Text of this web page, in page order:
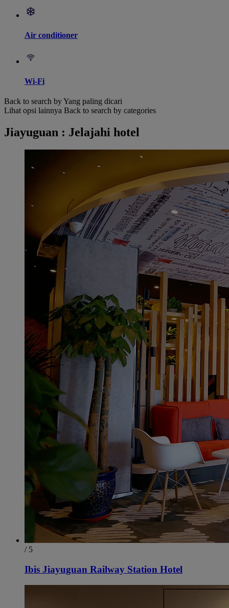
Air conditioner
Wi-Fi
Back to search by Yang paling dicari
Lihat opsi lainnya Back to search by categories
Jiayuguan : Jelajahi hotel
/ 5
Ibis Jiayuguan Railway Station Hotel